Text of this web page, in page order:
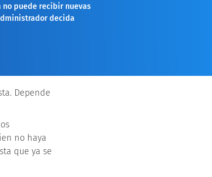
no puede recibir nuevas
decida
Depende
no haya
que ya se